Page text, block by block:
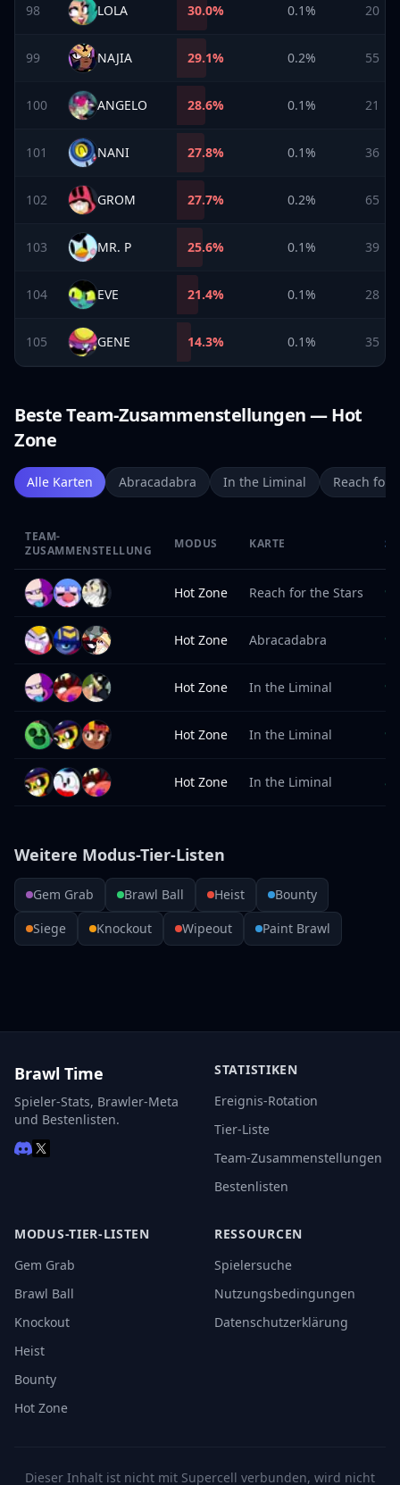
98 LOLA 30.0% 0.1% 20
99 NAJIA 29.1% 0.2% 55
100 ANGELO 28.6% 0.1% 21
101 NANI 27.8% 0.1% 36
102 GROM 27.7% 0.2% 65
103 MR. P 25.6% 0.1% 39
104 EVE 21.4% 0.1% 28
105 GENE 14.3% 0.1% 35
Beste Team-Zusammenstellungen — Hot
Zone
Alle Karten Abracadabra In the Liminal Reach for
TEAM-
ZUSAMMENSTELLUNG
MODUS KARTE
Hot Zone Reach for the Stars
Hot Zone Abracadabra
Hot Zone In the Liminal
Hot Zone In the Liminal
Hot Zone In the Liminal
Weitere Modus-Tier-Listen
Gem Grab Brawl Ball Heist
Bounty
Siege
Knockout Wipeout Paint Brawl
Brawl Time
Spieler-Stats, Brawler-Meta
und Bestenlisten.
STATISTIKEN
Ereignis-Rotation
Tier-Liste
Team-Zusammenstellungen
Bestenlisten
MODUS-TIER-LISTEN
Gem Grab
Brawl Ball
Knockout
Heist
Bounty
Hot Zone
RESSOURCEN
Spielersuche
Nutzungsbedingungen
Datenschutzerklärung
Dieser Inhalt ist nicht mit Supercell verbunden, wird nicht